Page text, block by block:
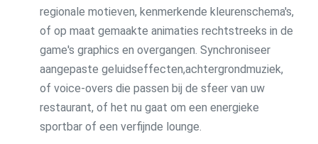
regionale motieven, kenmerkende kleurenschema's,
of op maat gemaakte animaties rechtstreeks in de
game's graphics en overgangen. Synchroniseer
aangepaste geluidseffecten,achtergrondmuziek,
of voice-overs die passen bij de sfeer van uw
restaurant, of het nu gaat om een energieke
sportbar of een verfijnde lounge.